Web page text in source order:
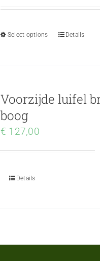
Select options Details
Voorzijde luifel
boog
€ 127,00
Details